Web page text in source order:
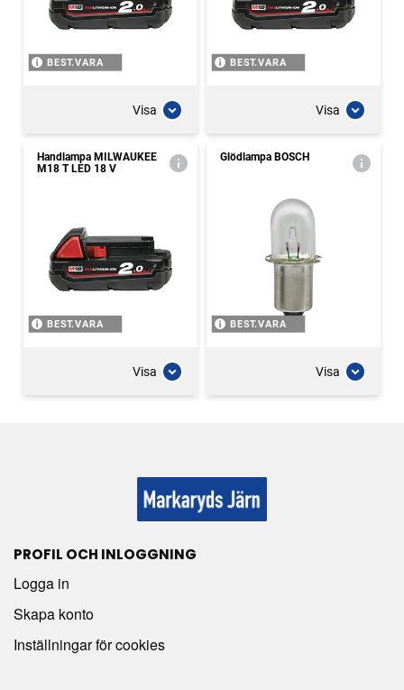
BEST.VARA
Visa
BEST.VARA
Visa
Handlampa MILWAUKEE
M18 T LED 18 V
BEST.VARA
Visa
Glödlampa BOSCH
BEST.VARA
Visa
PROFIL OCH INLOGGNING
Logga in
Skapa konto
Inställningar för cookies